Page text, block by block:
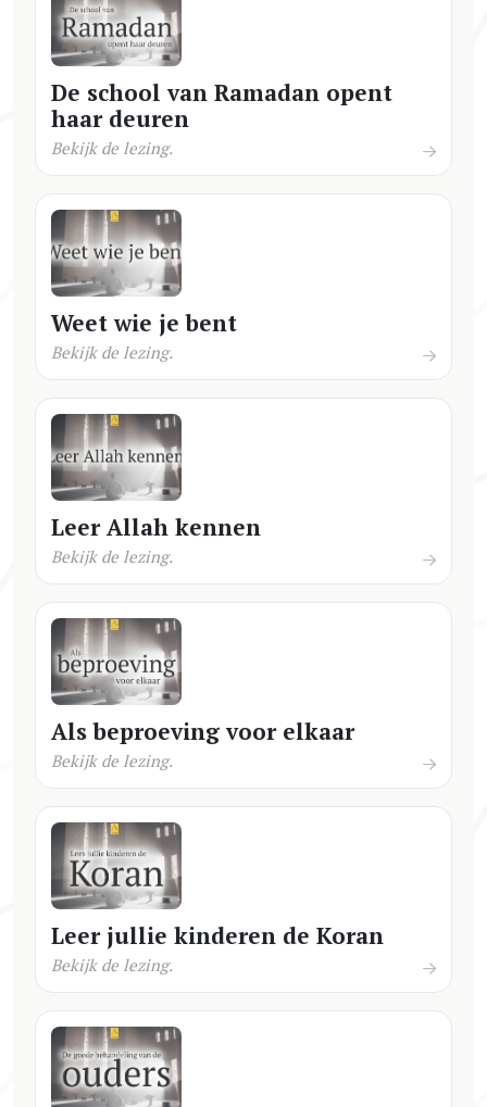
De school van Ramadan opent
haar deuren
Bekijk de lezing.
Weet wie je bent
Bekijk de lezing.
Leer Allah kennen
Bekijk de lezing.
Als beproeving voor elkaar
Bekijk de lezing.
Leer jullie kinderen de Koran
Bekijk de lezing.